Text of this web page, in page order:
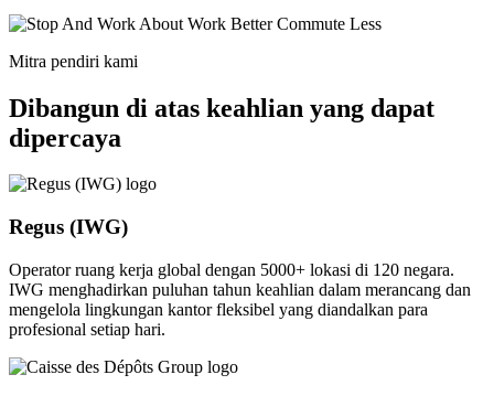
Mitra pendiri kami
Dibangun di atas keahlian yang dapat
dipercaya
Regus (IWG)
Operator ruang kerja global dengan 5000+ lokasi di 120 negara.
IWG menghadirkan puluhan tahun keahlian dalam merancang dan
mengelola lingkungan kantor fleksibel yang diandalkan para
profesional setiap hari.